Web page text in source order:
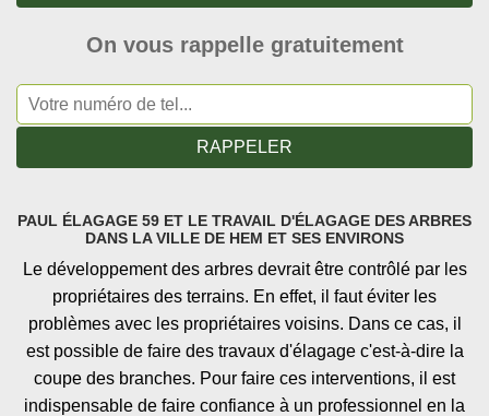
On vous rappelle gratuitement
PAUL ÉLAGAGE 59 ET LE TRAVAIL D'ÉLAGAGE DES ARBRES
DANS LA VILLE DE HEM ET SES ENVIRONS
Le développement des arbres devrait être contrôlé par les
propriétaires des terrains. En effet, il faut éviter les
problèmes avec les propriétaires voisins. Dans ce cas, il
est possible de faire des travaux d'élagage c'est-à-dire la
coupe des branches. Pour faire ces interventions, il est
indispensable de faire confiance à un professionnel en la